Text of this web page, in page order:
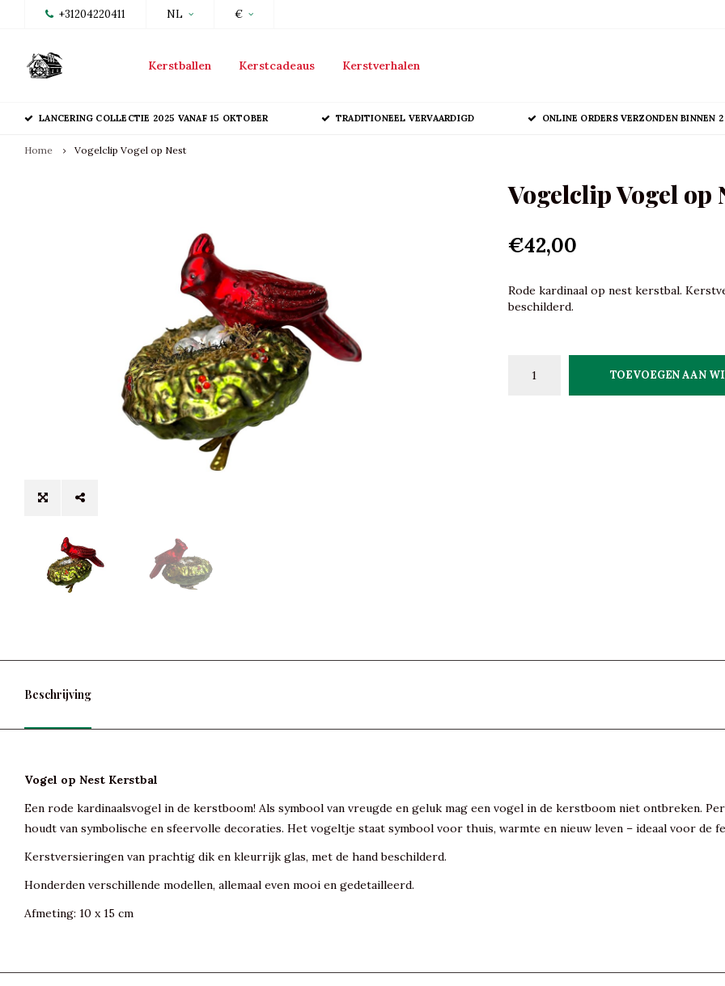
+31204220411 NL €
Kerstballen Kerstcadeaus Kerstverhalen
LANCERING COLLECTIE 2025 VANAF 15 OKTOBER TRADITIONEEL VERVAARDIGD ONLINE ORDERS VERZONDEN BINNEN
Home Vogelclip Vogel op Nest
Vogelclip Vogel op
€42,00
Rode kardinaal op nest kerstbal.
beschilderd.
TOEVOEGEN AAN
Beschrijving
Vogel op Nest Kerstbal
Een rode kardinaalsvogel in de kerstboom! Als symbool van vreugde en geluk mag een vogel in de kerstboom niet ontbreken.
houdt van symbolische en sfeervolle decoraties. Het vogeltje staat symbool voor thuis, warmte en nieuw leven – ideaal voor de
Kerstversieringen van prachtig dik en kleurrijk glas, met de hand beschilderd.
Honderden verschillende modellen, allemaal even mooi en gedetailleerd.
Afmeting: 10 x 15 cm